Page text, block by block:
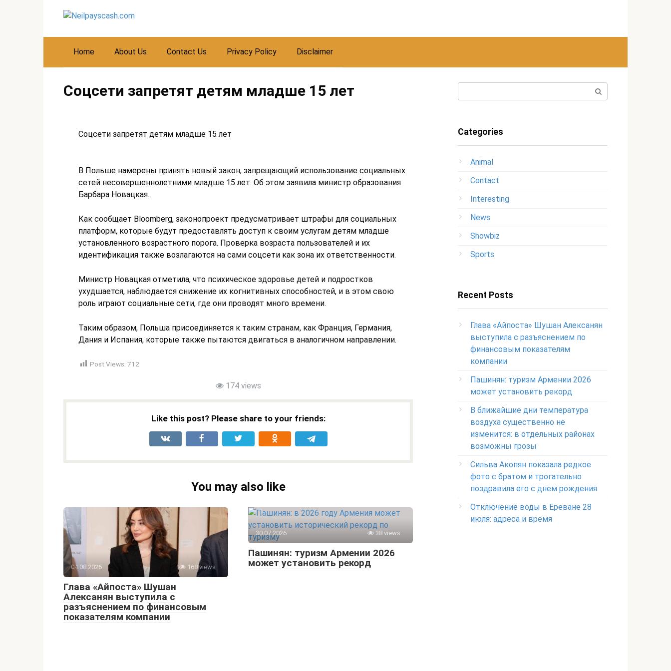
Home About Us Contact Us Privacy Policy Disclaimer
Соцсети запретят детям младше 15 лет
Соцсети запретят детям младше 15 лет
В Польше намерены принять новый закон, запрещающий использование социальных
сетей несовершеннолетними младше 15 лет. Об этом заявила министр образования
Барбара Новацкая.
Как сообщает Bloomberg, законопроект предусматривает штрафы для социальных
платформ, которые будут предоставлять доступ к своим услугам детям младше
установленного возрастного порога. Проверка возраста пользователей и их
идентификация также возлагаются на сами соцсети как зона их ответственности.
Министр Новацкая отметила, что психическое здоровье детей и подростков
ухудшается, наблюдается снижение их когнитивных способностей, и в этом свою
роль играют социальные сети, где они проводят много времени.
Таким образом, Польша присоединяется к таким странам, как Франция, Германия,
Дания и Испания, которые также пытаются двигаться в аналогичном направлении.
Post Views: 712
174 views
Like this post? Please share to your friends:
You may also like
04.08.2026 168 views
Глава «Айпоста» Шушан
Алексанян выступила с
разъяснением по финансовым
показателям компании
30.07.2026 38 views
Пашинян: туризм Армении 2026
может установить рекорд
Categories
Animal
Contact
Interesting
News
Showbiz
Sports
Recent Posts
Глава «Айпоста» Шушан Алексанян
выступила с разъяснением по
финансовым показателям
компании
Пашинян: туризм Армении 2026
может установить рекорд
В ближайшие дни температура
воздуха существенно не
изменится: в отдельных районах
возможны грозы
Сильва Акопян показала редкое
фото с братом и трогательно
поздравила его с днем рождения
Отключение воды в Ереване 28
июля: адреса и время